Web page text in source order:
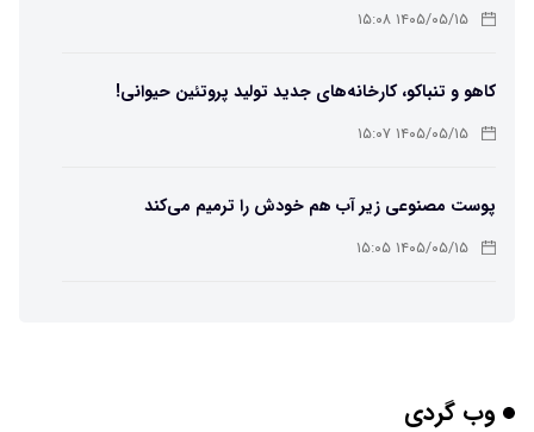
ممکن شد
۱۴۰۵/۰۵/۱۵ ۱۵:۰۸
کاهو و تنباکو، کارخانه‌های جدید تولید پروتئین حیوانی!
۱۴۰۵/۰۵/۱۵ ۱۵:۰۷
پوست مصنوعی زیر آب هم خودش را ترمیم می‌کند
۱۴۰۵/۰۵/۱۵ ۱۵:۰۵
وب گردی